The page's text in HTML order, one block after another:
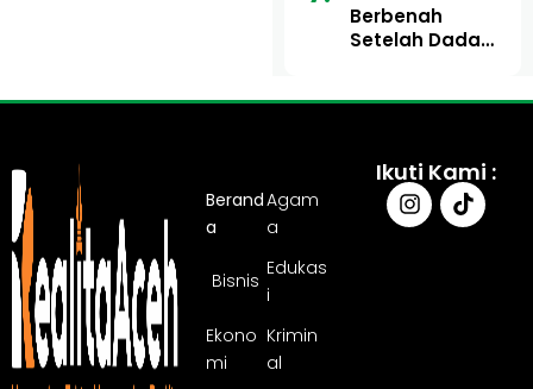
Tuntas
Orang Derita
Luka Bakar
Berbenah
Setelah Dadan
Berand
a
Agam
a
Bisnis
Edukas
i
Ekono
mi
Krimin
al
Ikuti Kami :